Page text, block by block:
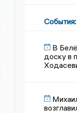
События:
В
доску в